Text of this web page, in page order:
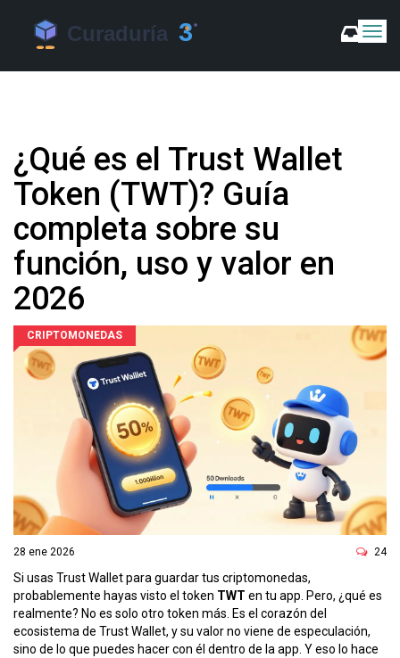
C
m
g
a
¿Qué es el Trust Wallet
Token (TWT)? Guía
completa sobre su
función, uso y valor en
2026
CRIPTOMONEDAS
28 ene 2026 24
Si usas Trust Wallet para guardar tus criptomonedas,
probablemente hayas visto el token TWT en tu app. Pero, ¿qué es
realmente? No es solo otro token más. Es el corazón del
ecosistema de Trust Wallet, y su valor no viene de especulación,
sino de lo que puedes hacer con él dentro de la app. Y eso lo hace